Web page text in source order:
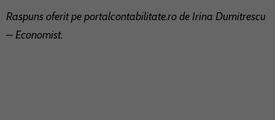
Raspuns oferit peportalcontabilitate.rode Irina Dumitrescu
– Economist.